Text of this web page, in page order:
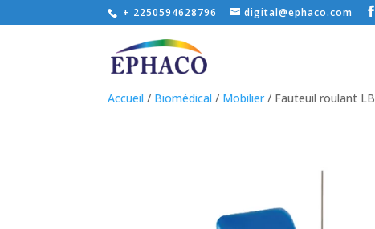
+ 2250594628796 digital@ephaco.com
Accueil / Biomédical / Mobilier/ Fauteuil roulant LB